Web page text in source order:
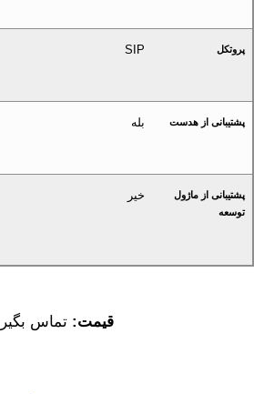
پروتکل SIP
پشتیبانی از هدست بله
پشتیبانی از ماژول
توسعه
خیر
قیمت:تماس